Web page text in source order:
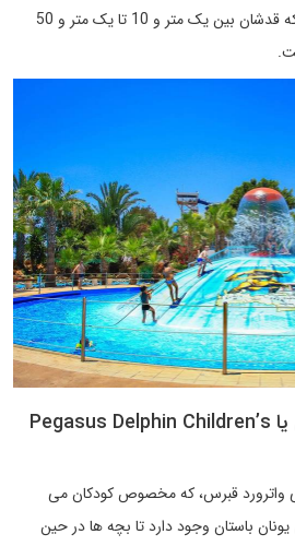
این وسیله فقط برای کودکانی که قدشان بین یک متر و 10 تا یک متر و 50
استخر کودکان پگاسوس یا Pegasus Delphin Children’s
واترورد قبرس، که مخصوص کودکان می
یونان باستان وجود دارد تا بچه ها در حین